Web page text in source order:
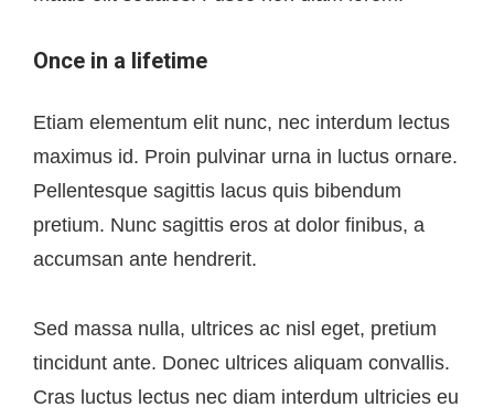
Once in a lifetime
Etiam elementum elit nunc, nec interdum lectus
maximus id. Proin pulvinar urna in luctus ornare.
Pellentesque sagittis lacus quis bibendum
pretium. Nunc sagittis eros at dolor finibus, a
accumsan ante hendrerit.
Sed massa nulla, ultrices ac nisl eget, pretium
tincidunt ante. Donec ultrices aliquam convallis.
Cras luctus lectus nec diam interdum ultricies eu